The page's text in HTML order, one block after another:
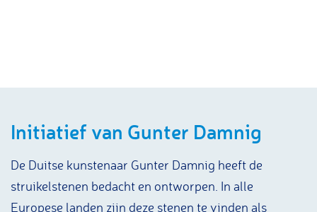
Initiatief van Gunter Damnig
De Duitse kunstenaar Gunter Damnig heeft de
struikelstenen bedacht en ontworpen. In alle
Europese landen zijn deze stenen te vinden als